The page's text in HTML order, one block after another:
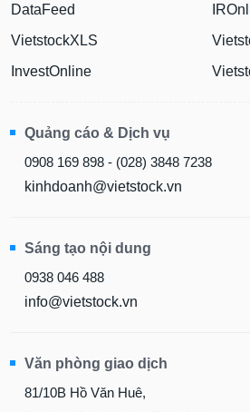
lý
trường
DataFeed
VietstockXLS
InvestOnline
Quảng cáo & Dịch vụ
0908 169 898 - (028) 3848 7238
kinhdoanh@vietstock.vn
Sáng tạo nội dung
0938 046 488
info@vietstock.vn
Văn phòng giao dịch
81/10B Hồ Văn Huê,
TIÊU
DÙNG
THIẾT
YẾU
CHĂM
SỨC